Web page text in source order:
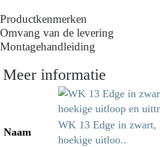
Productkenmerken
Omvang van de levering
Montagehandleiding
Meer informatie
Naam
WK 13 Edge in zwart,
hoekige uitloo..